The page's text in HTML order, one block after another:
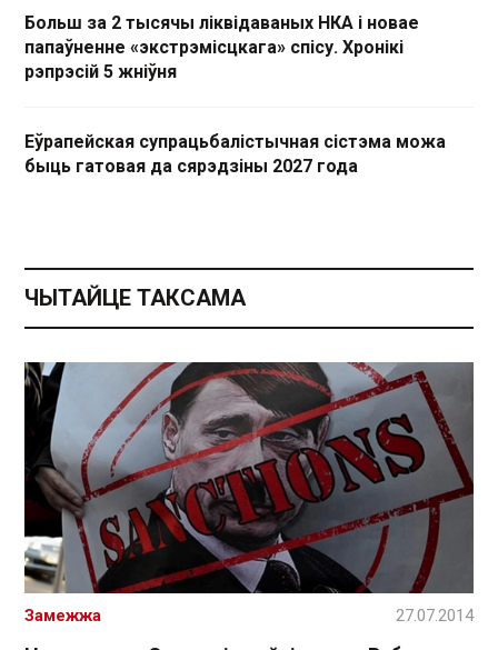
Больш за 2 тысячы ліквідаваных НКА і новае
папаўненне «экстрэмісцкага» спісу. Хронікі
рэпрэсій 5 жніўня
Еўрапейская супрацьбалістычная сістэма можа
быць гатовая да сярэдзіны 2027 года
ЧЫТАЙЦЕ ТАКСАМА
Замежжа 27.07.2014